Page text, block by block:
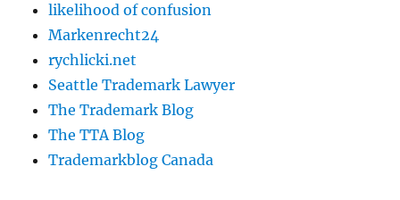
likelihood of confusion
Markenrecht24
rychlicki.net
Seattle Trademark Lawyer
The Trademark Blog
The TTA Blog
Trademarkblog Canada